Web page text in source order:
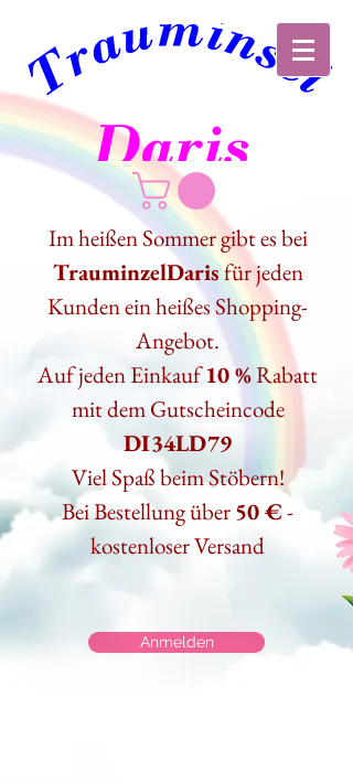
Im heißen Sommer gibt es bei
TrauminzelDarisfür jeden
Kunden ein heißes Shopping-
Angebot.
Auf jeden Einkauf10 %Rabatt
mit dem Gutscheincode
DI34LD79
Viel Spaß beim Stöbern!
Bei Bestellung über 50 €-
kostenloser Versand
Anmelden